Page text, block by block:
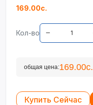
169.00с.
Кол-во
общая цена:169.00с.
Купить Сейчас